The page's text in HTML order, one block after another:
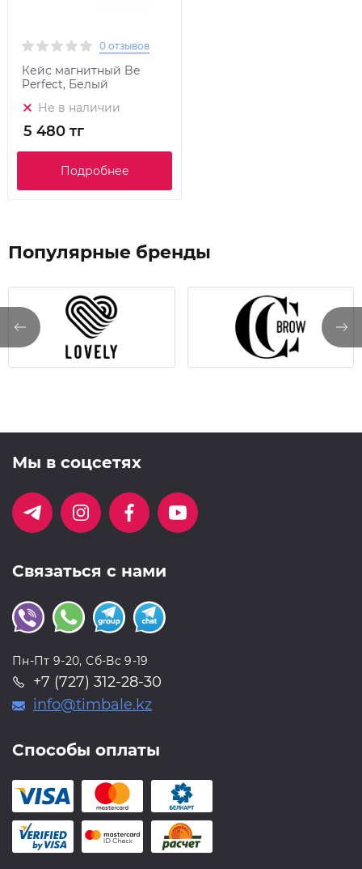
0 отзывов
Кейс магнитный Be
Perfect, Белый
Не в наличии
5 480 тг
Подробнее
Популярные бренды
Мы в соцсетях
Связаться с нами
Пн-Пт 9-20, Сб-Вс 9-19
+7 (727) 312-28-30
info@timbale.kz
Способы оплаты